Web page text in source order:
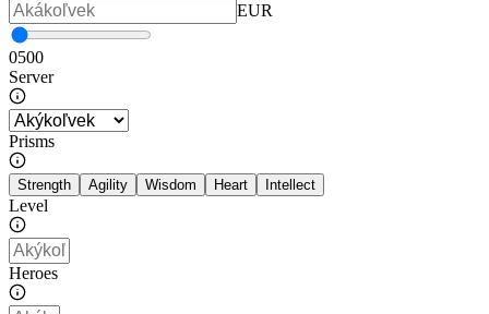
EUR
0500
Server
Prisms
Strength Agility Wisdom Heart Intellect
Level
Heroes